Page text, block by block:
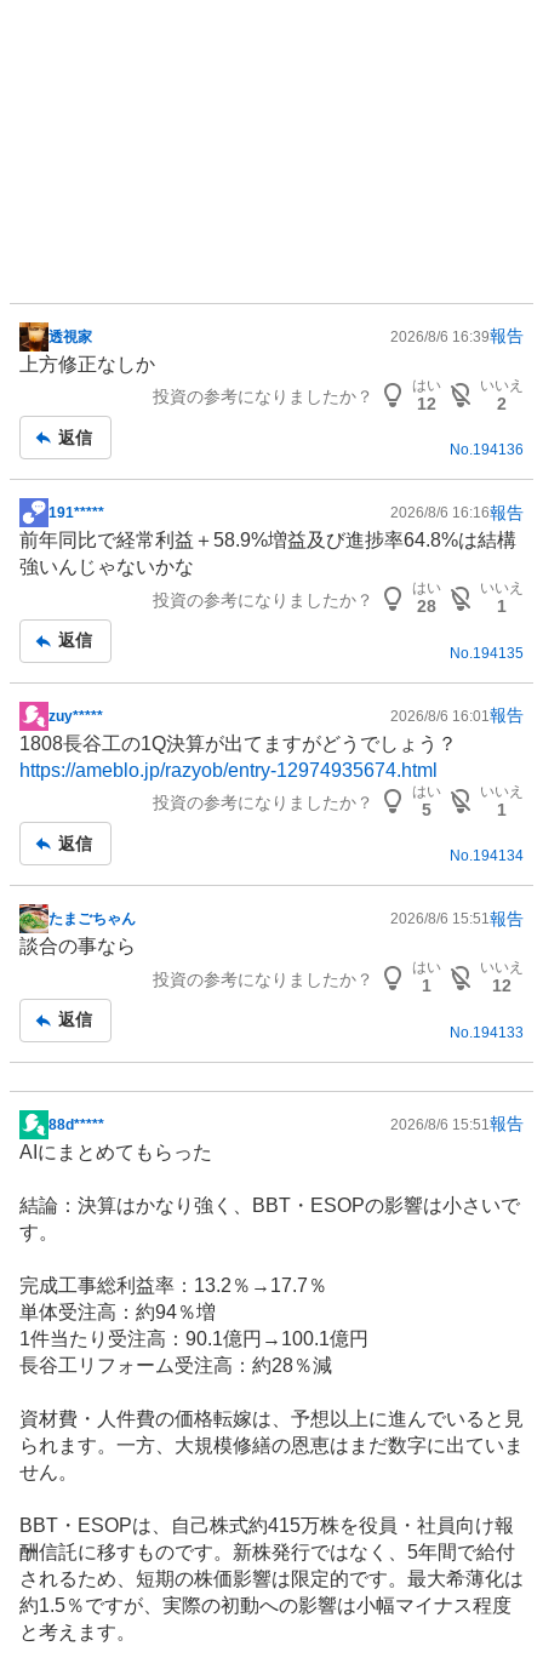
掲
示
事
透視家 2026/8/6 16:39報告
上方修正なしか
投資の参考になりましたか？
はい
12
いいえ
2
返信
No.194136
掲
示
板
191***** 2026/8/6 16:16報告
前年同比で経常利益＋58.9%増益及び進捗率64.8%は結構
強いんじゃないかな
投資の参考になりましたか？
はい
28
いいえ
1
返信
No. 194135
掲
示
板
zuy***** 2026/8/6 16:01 報告
1808長谷工の1Q決算が出てますがどうでしょう？
https://ameblo.jp/razyob/entry-12974935674.html
投資の参考になりましたか？
はい
5
いいえ
1
返信
No.194134
掲
示
事
たまごちゃん 2026/8/6 15:51報告
談合の事なら
投資の参考になりましたか？
はい
1
いいえ
12
返信
No. 194133
掲
示
記
事
88d***** 2026/8/6 15:51 報告
AIにまとめてもらった
結論：決算はかなり強く、BBT・ESOPの影響は小さいで
す。
完成工事総利益率：13.2％→17.7％
単体受注高：約94％増
1件当たり受注高：90.1億円→100.1億円
長谷工 リフォーム受注高：約28％減
資材費・人件費の価格転嫁は、予想以上に進んでいると見
られます。一方、大規模修繕の恩恵はまだ数字に出ていま
せん。
BBT・ESOPは、自己株式約415万株を役員・社員向け報
酬信託に移すものです。新株発行ではなく、5年間で給付
されるため、短期の株価影響は限定的です。最大希薄化は
約1.5％ですが、実際の初動への影響は小幅マイナス程度
と考えます。